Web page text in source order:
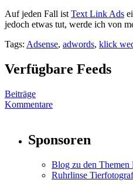
Auf jeden Fall istText Link Ads
jedoch etwas tut, werde ich von
Tags: Adsense, adwords, klick
Verfügbare Feeds
Beiträge
Kommentare
Sponsoren
Blog zu den
Ruhrlinse